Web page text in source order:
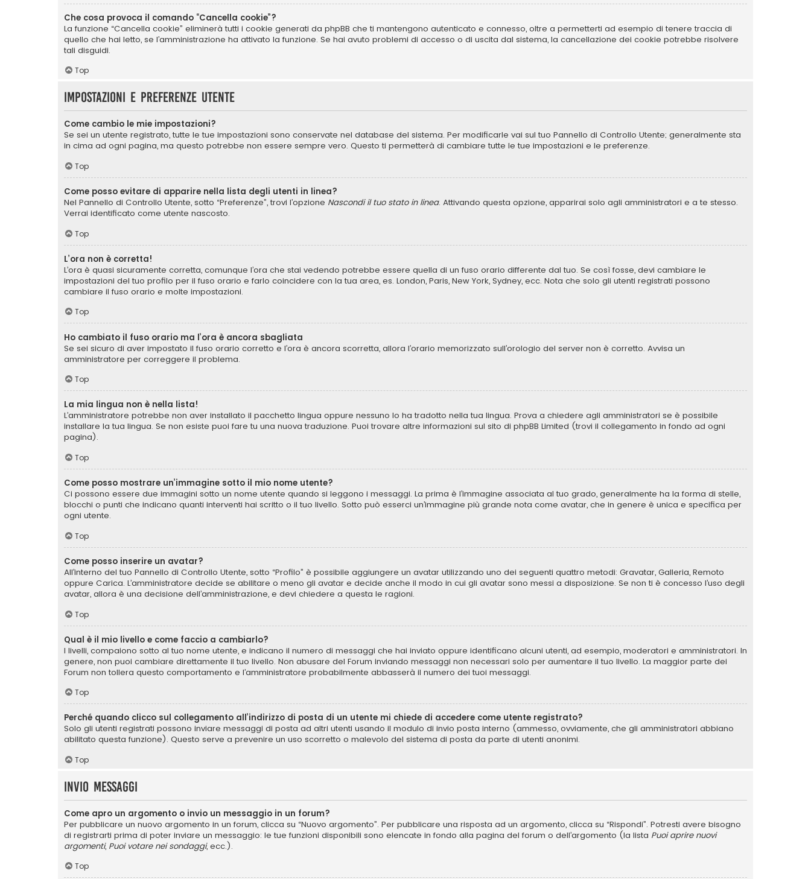
Che cosa provoca il comando “Cancella cookie”?
La funzione “Cancella cookie” eliminerà tutti i cookie generati da phpBB che ti mantengono autenticato e connesso, oltre a permetterti ad esempio di tenere traccia di
quello che hai letto, se l’amministrazione ha attivato la funzione. Se hai avuto problemi di accesso o di uscita dal sistema, la cancellazione dei cookie potrebbe risolvere
tali disguidi.
Top
Impostazioni e preferenze utente
Come cambio le mie impostazioni?
Se sei un utente registrato, tutte le tue impostazioni sono conservate nel database del sistema. Per modificarle vai sul tuo Pannello di Controllo Utente; generalmente sta
in cima ad ogni pagina, ma questo potrebbe non essere sempre vero. Questo ti permetterà di cambiare tutte le tue impostazioni e le preferenze.
Top
Come posso evitare di apparire nella lista degli utenti in linea?
Nel Pannello di Controllo Utente, sotto “Preferenze”, trovi l’opzione Nascondi il tuo stato in linea. Attivando questa opzione, apparirai solo agli amministratori e a te stesso.
Verrai identificato come utente nascosto.
Top
L’ora non è corretta!
L’ora è quasi sicuramente corretta, comunque l’ora che stai vedendo potrebbe essere quella di un fuso orario differente dal tuo. Se così fosse, devi cambiare le
impostazioni del tuo profilo per il fuso orario e farlo coincidere con la tua area, es. London, Paris, New York, Sydney, ecc. Nota che solo gli utenti registrati possono
cambiare il fuso orario e molte impostazioni.
Top
Ho cambiato il fuso orario ma l’ora è ancora sbagliata
Se sei sicuro di aver impostato il fuso orario corretto e l’ora è ancora scorretta, allora l’orario memorizzato sull’orologio del server non è corretto. Avvisa un
amministratore per correggere il problema.
Top
La mia lingua non è nella lista!
L’amministratore potrebbe non aver installato il pacchetto lingua oppure nessuno lo ha tradotto nella tua lingua. Prova a chiedere agli amministratori se è possibile
installare la tua lingua. Se non esiste puoi fare tu una nuova traduzione. Puoi trovare altre informazioni sul sito di phpBB Limited (trovi il collegamento in fondo ad ogni
pagina).
Top
Come posso mostrare un’immagine sotto il mio nome utente?
Ci possono essere due immagini sotto un nome utente quando si leggono i messaggi. La prima è l’immagine associata al tuo grado, generalmente ha la forma di stelle,
blocchi o punti che indicano quanti interventi hai scritto o il tuo livello. Sotto può esserci un’immagine più grande nota come avatar, che in genere è unica e specifica per
ogni utente.
Top
Come posso inserire un avatar?
All’interno del tuo Pannello di Controllo Utente, sotto “Profilo” è possibile aggiungere un avatar utilizzando uno dei seguenti quattro metodi: Gravatar, Galleria, Remoto
oppure Carica. L’amministratore decide se abilitare o meno gli avatar e decide anche il modo in cui gli avatar sono messi a disposizione. Se non ti è concesso l’uso degli
avatar, allora è una decisione dell’amministrazione, e devi chiedere a questa le ragioni.
Top
Qual è il mio livello e come faccio a cambiarlo?
I livelli, compaiono sotto al tuo nome utente, e indicano il numero di messaggi che hai inviato oppure identificano alcuni utenti, ad esempio, moderatori e amministratori. In
genere, non puoi cambiare direttamente il tuo livello. Non abusare del Forum inviando messaggi non necessari solo per aumentare il tuo livello. La maggior parte dei
Forum non tollera questo comportamento e l’amministratore probabilmente abbasserà il numero dei tuoi messaggi.
Top
Perché quando clicco sul collegamento all’indirizzo di posta di un utente mi chiede di accedere come utente registrato?
Solo gli utenti registrati possono inviare messaggi di posta ad altri utenti usando il modulo di invio posta interno (ammesso, ovviamente, che gli amministratori abbiano
abilitato questa funzione). Questo serve a prevenire un uso scorretto o malevolo del sistema di posta da parte di utenti anonimi.
Top
Invio Messaggi
Come apro un argomento o invio un messaggio in un forum?
Per pubblicare un nuovo argomento in un forum, clicca su “Nuovo argomento”. Per pubblicare una risposta ad un argomento, clicca su “Rispondi”. Potresti avere bisogno
di registrarti prima di poter inviare un messaggio: le tue funzioni disponibili sono elencate in fondo alla pagina del forum o dell’argomento (la lista Puoi aprire nuovi
argomenti, Puoi votare nei sondaggi, ecc.).
Top